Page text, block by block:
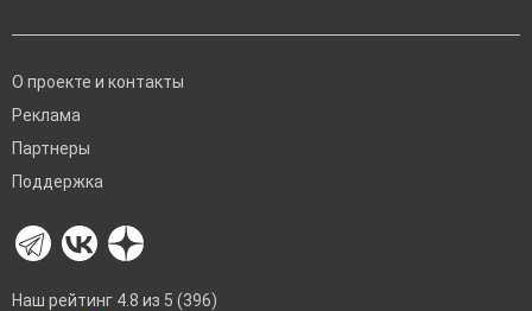
О проекте и контакты
Реклама
Партнеры
Поддержка
Наш рейтинг 4.8 из 5 (396)